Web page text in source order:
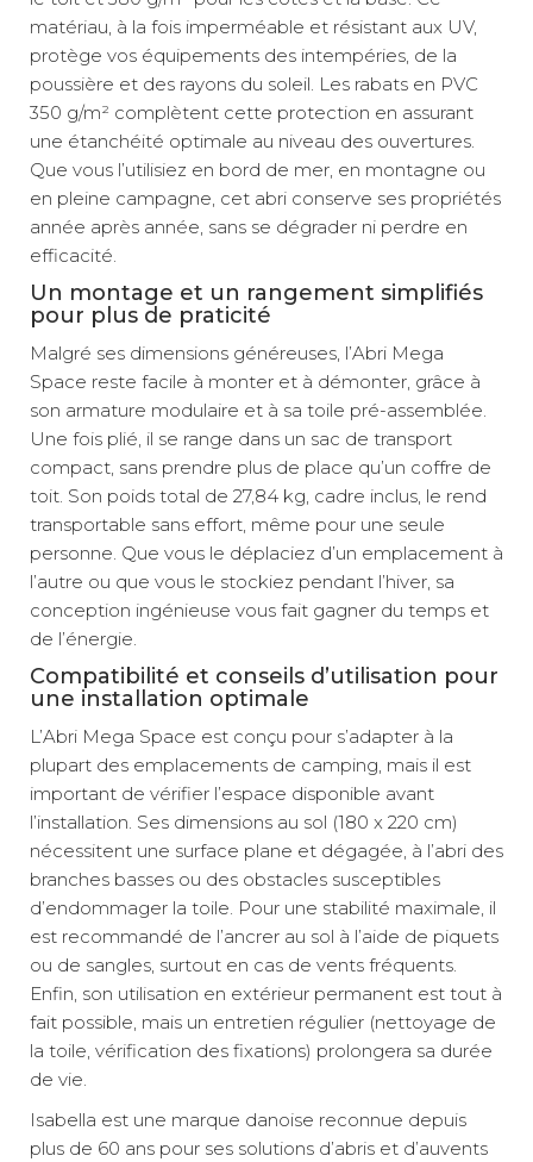
matériau, à la fois imperméable et résistant aux UV,
protège vos équipements des intempéries, de la
poussière et des rayons du soleil. Les rabats en PVC
350 g/m² complètent cette protection en assurant
une étanchéité optimale au niveau des ouvertures.
Que vous l’utilisiez en bord de mer, en montagne ou
en pleine campagne, cet abri conserve ses propriétés
année après année, sans se dégrader ni perdre en
efficacité.
Un montage et un rangement simplifiés
pour plus de praticité
Malgré ses dimensions généreuses, l’Abri Mega
Space reste facile à monter et à démonter, grâce à
son armature modulaire et à sa toile pré-assemblée.
Une fois plié, il se range dans un sac de transport
compact, sans prendre plus de place qu’un coffre de
toit. Son poids total de 27,84 kg, cadre inclus, le rend
transportable sans effort, même pour une seule
personne. Que vous le déplaciez d’un emplacement à
l’autre ou que vous le stockiez pendant l’hiver, sa
conception ingénieuse vous fait gagner du temps et
de l’énergie.
Compatibilité et conseils d’utilisation pour
une installation optimale
L’Abri Mega Space est conçu pour s’adapter à la
plupart des emplacements de camping, mais il est
important de vérifier l’espace disponible avant
l’installation. Ses dimensions au sol (180 x 220 cm)
nécessitent une surface plane et dégagée, à l’abri des
branches basses ou des obstacles susceptibles
d’endommager la toile. Pour une stabilité maximale, il
est recommandé de l’ancrer au sol à l’aide de piquets
ou de sangles, surtout en cas de vents fréquents.
Enfin, son utilisation en extérieur permanent est tout à
fait possible, mais un entretien régulier (nettoyage de
la toile, vérification des fixations) prolongera sa durée
de vie.
Isabella est une marque danoise reconnue depuis
plus de 60 ans pour ses solutions d’abris et d’auvents